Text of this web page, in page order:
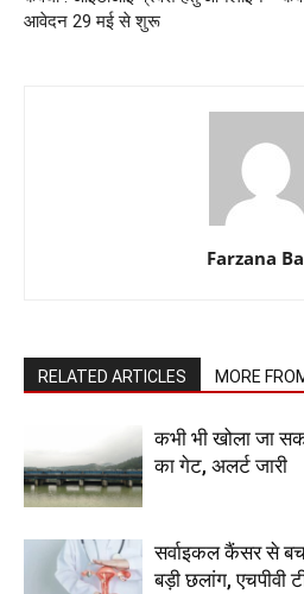
आवेदन 29 मई से शुरू
Farzana
RELATED ARTICLES MORE
कभी भी खोला जा
का गेट, अलर्ट जारी
सर्वाइकल कैंसर से
बड़ी छलांग, एचपीवी